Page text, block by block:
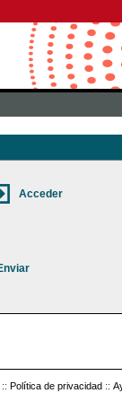
:: Política de privacidad ::